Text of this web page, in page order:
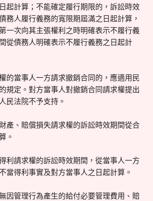
起計算；不能確定履行期限的，訴訟時效
務人履行義務的寬限期屆滿之日起計算，
一次向其主張權利之時明確表示不履行義
從債務人明確表示不履行義務之日起計
當事人一方請求撤銷合同的，應適用民
規定。對方當事人對撤銷合同請求權提出
民法院不予支持。
產、賠償損失請求權的訴訟時效期間從合
。
請求權的訴訟時效期間，從當事人一方
當得利事實及對方當事人之日起計算。
管理行為產生的給付必要管理費用、賠